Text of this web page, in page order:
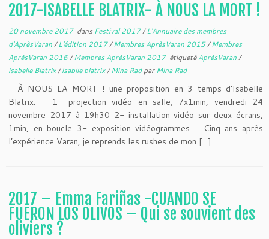
2017-ISABELLE BLATRIX- À NOUS LA MORT !
20 novembre 2017dans Festival 2017/L'Annuaire des membres
d'AprèsVaran/L'édition 2017/Membres AprèsVaran 2015/Membres
AprèsVaran 2016/Membres AprèsVaran 2017 étiquetéAprèsVaran/
isabelle Blatrix/isablle blatrix/Mina RadparMina Rad
À NOUS LA MORT ! une proposition en 3 temps d’Isabelle
Blatrix. 1- projection vidéo en salle, 7x1min, vendredi 24
novembre 2017 à 19h30 2- installation vidéo sur deux écrans,
1min, en boucle 3- exposition vidéogrammes Cinq ans après
l’expérience Varan, je reprends les rushes de mon […]
2017 – Emma Fariñas -CUANDO SE
FUERON LOS OLIVOS – Qui se souvient des
oliviers ?